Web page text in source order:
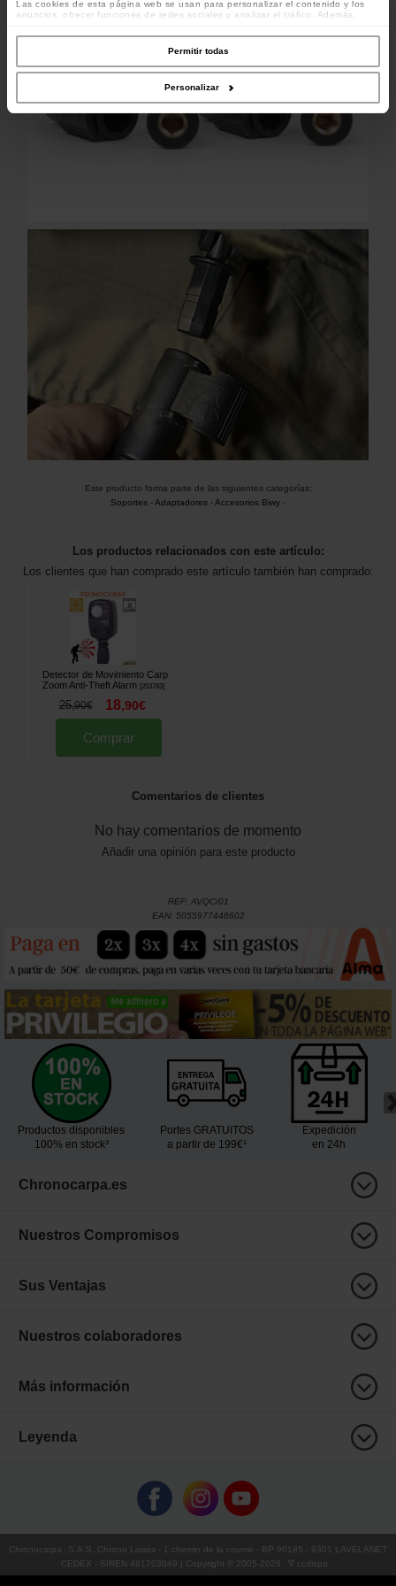
Las cookies de esta página web se usan para personalizar el contenido y los
anuncios, ofrecer funciones de redes sociales y analizar el tráfico. Además,
colaboradores de redes sociales, publicidad y análisis web, quienes pueden
combinarla con otra información que les haya proporcionado o que hayan
recopilado a partir del uso que haya hecho de sus servicios.
Permitir todas
Personalizar
Este producto forma parte de las siguientes categorías:
Soportes -Adaptadores -Accesorios Biwy -
Los productos relacionados con este artículo:
Los clientes que han comprado este artículo también han comprado:
Detector de Movimiento Carp
Zoom Anti-Theft Alarm [203783]
25,90€ 18,90€
Comprar
Comentarios de clientes
No hay comentarios de momento
Añadir una opinión para este producto
REF: AVQC/01
EAN: 5055977448602
Productos disponibles
100% en stock³
Portes GRATUITOS
a partir de 199€¹
Expedición
en 24h
Chronocarpa.es
Nuestros Compromisos
Sus Ventajas
Nuestros colaboradores
Más información
Leyenda
Chronocarpa : S.A.S. Chrono Loisirs - 1 chemin de la coume - BP 90185 - 9301 LAVELANET
CEDEX - SIREN 481703049 | Copyright © 2005-2026 ∇ ccdispo